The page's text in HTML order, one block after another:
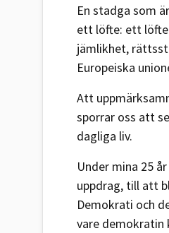
En stadga som
ett löfte: ett
jämlikhet,
Europeiska
Att
sporrar oss att
dagliga liv.
Under mina 25
uppdrag, till att
Demokrati och
vare demokratin